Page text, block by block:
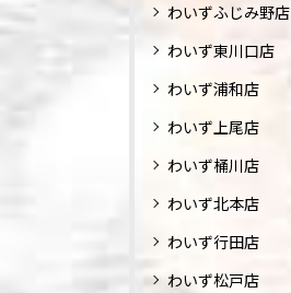
わいずふじみ野店
わいず東川口店
わいず浦和店
わいず上尾店
わいず桶川店
わいず北本店
わいず行田店
わいず松戸店